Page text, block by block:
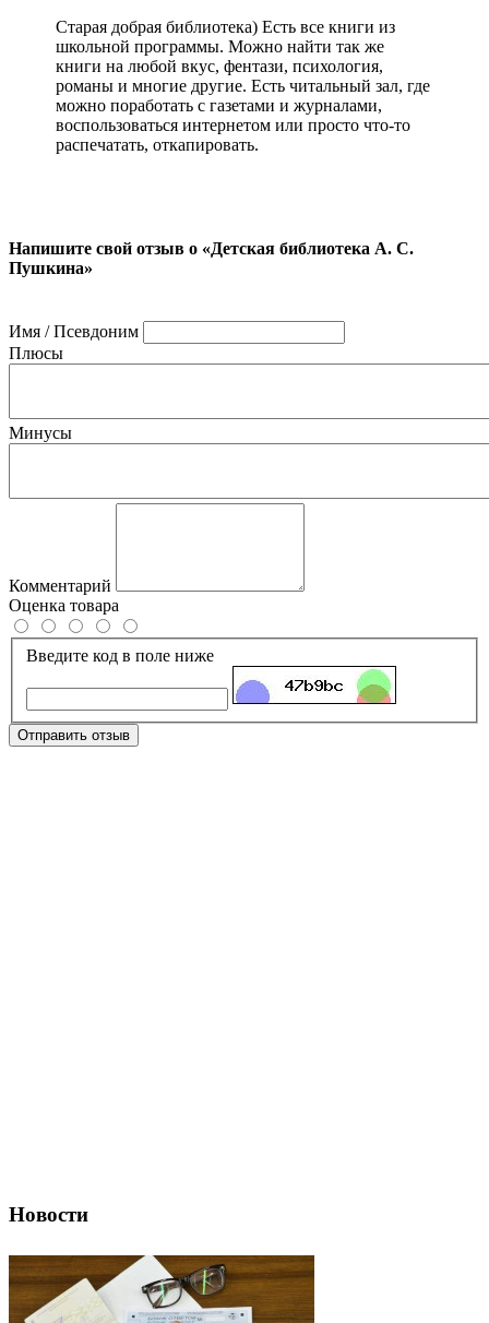
Старая добрая библиотека) Есть все книги из
школьной программы. Можно найти так же
книги на любой вкус, фентази, психология,
романы и многие другие. Есть читальный зал, где
можно поработать с газетами и журналами,
воспользоваться интернетом или просто что-то
распечатать, откапировать.
Напишите свой отзыв о «Детская библиотека А. С.
Пушкина»
Имя / Псевдоним
Плюсы
Минусы
Комментарий
Оценка товара
Введите код в поле ниже
Отправить отзыв
Новости